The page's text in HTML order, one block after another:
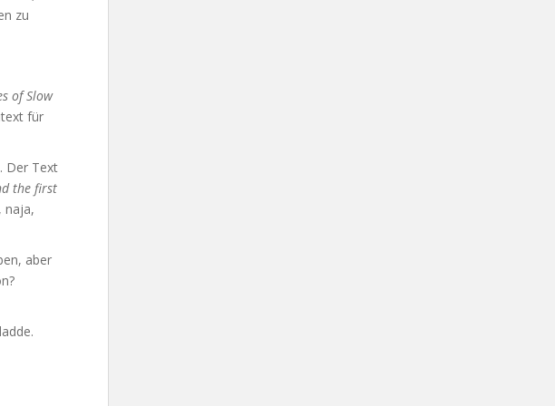
zu
of Slow
für
Der Text
the first
naja,
aber